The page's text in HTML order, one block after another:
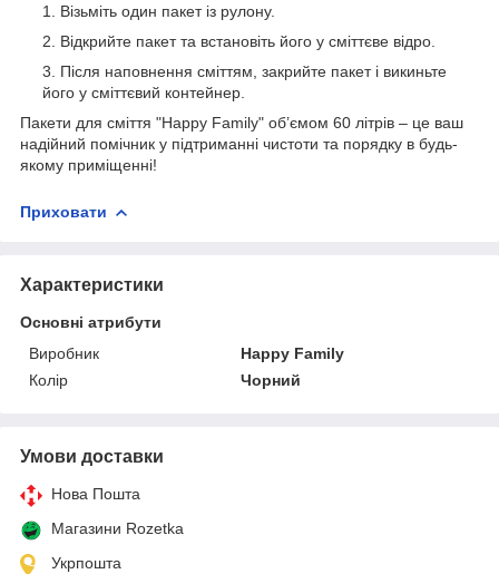
Візьміть один пакет із рулону.
Відкрийте пакет та встановіть його у сміттєве відро.
Після наповнення сміттям, закрийте пакет і викиньте
його у сміттєвий контейнер.
Пакети для сміття "Happy Family" об’ємом 60 літрів – це ваш
надійний помічник у підтриманні чистоти та порядку в будь-
якому приміщенні!
Приховати
Характеристики
Основні атрибути
Виробник
Happy Family
Колір
Чорний
Умови доставки
Нова Пошта
Магазини Rozetka
Укрпошта